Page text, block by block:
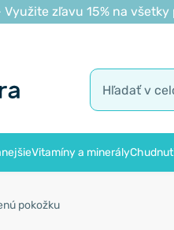
Využite zľavu 15% na
Vitamíny a minerály
pokožku